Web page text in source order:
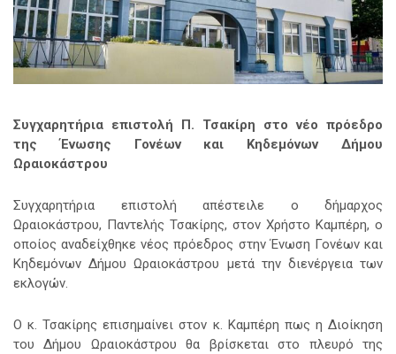
Συγχαρητήρια επιστολή Π. Τσακίρη στο νέο πρόεδρο
της Ένωσης Γονέων και Κηδεμόνων Δήμου
Ωραιοκάστρου
Συγχαρητήρια επιστολή απέστειλε ο δήμαρχος
Ωραιοκάστρου, Παντελής Τσακίρης, στον Χρήστο Καμπέρη, ο
οποίος αναδείχθηκε νέος πρόεδρος στην Ένωση Γονέων και
Κηδεμόνων Δήμου Ωραιοκάστρου μετά την διενέργεια των
εκλογών.
Ο κ. Τσακίρης επισημαίνει στον κ. Καμπέρη πως η Διοίκηση
του Δήμου Ωραιοκάστρου θα βρίσκεται στο πλευρό της